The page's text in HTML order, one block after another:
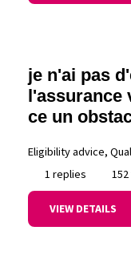
je n'ai pas
l'assurance
ce un
Eligibility advice,
1 replies
VIEW DETAILS